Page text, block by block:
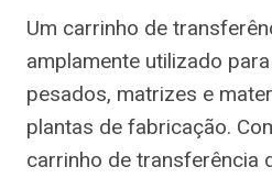
Um carrinho de
amplamente utilizado
pesados, matrizes e
plantas de fabricação.
carrinho de transferência